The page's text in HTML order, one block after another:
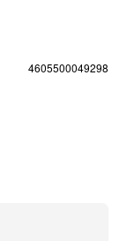
4605500049298